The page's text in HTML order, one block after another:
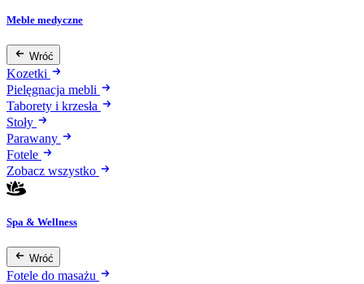
Meble medyczne
Wróć
Kozetki
Pielęgnacja mebli
Taborety i krzesła
Stoły
Parawany
Fotele
Zobacz wszystko
Spa & Wellness
Wróć
Fotele do masażu